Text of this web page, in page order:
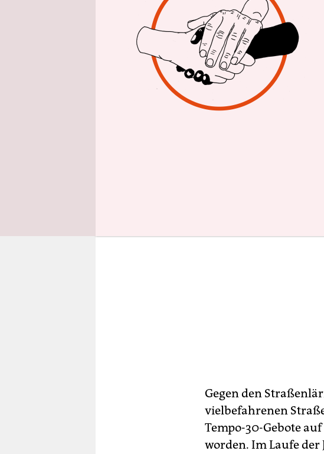
vorgestellt.
Gleich einen ganzen
Dienstag vor – von
zusätzliche
Maßnahmen gegen
Hamburg
dürfen und deren
Gegen den
vielbefahrenen
Tempo-30-Gebote
worden. Im Laufe der